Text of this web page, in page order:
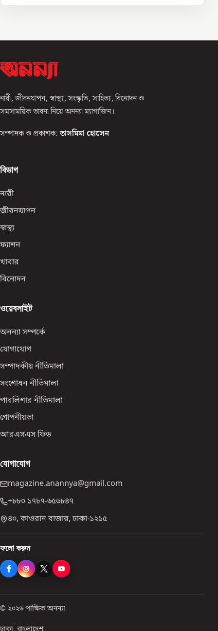
নারী, জীবনযাপন, স্বাস্থ্য, সংস্কৃতি, সাহিত্য, বিনোদন ও
সমসাময়িক ভাবনা নিয়ে অনন্যা ম্যাগাজিন।
সম্পাদক ও প্রকাশক: তাসমিমা হোসেন
বিভাগ
নারী
জীবনযাপন
স্বাস্থ্য
ফ্যাশন
খাবার
বিনোদন
ওয়েবসাইট
অনন্যা সম্পর্কে
যোগাযোগ
সম্পাদকীয় নীতিমালা
সংশোধন নীতিমালা
পাবলিশার নীতিমালা
গোপনীয়তা
আরএসএস ফিড
যোগাযোগ
magazine.anannya@gmail.com
+৮৮০ ১৭৮৭-৬৫৬৮৪৭
৪০, কাওরান বাজার, ঢাকা-১২১৫
ফলো করুন
© ২০২৬ পাক্ষিক অনন্যা
ঢাকা, বাংলাদেশ